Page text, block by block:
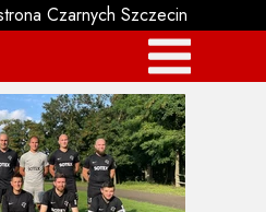
Czarnych Szczecin